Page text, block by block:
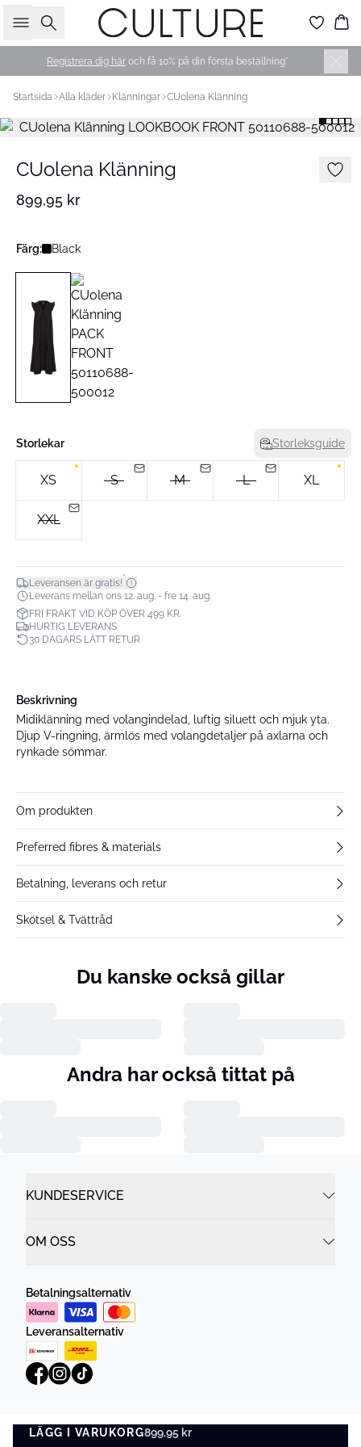
Sök
Registrera dig här och få 10% på din första beställning*
Startsida Alla kläder Klänningar CUolena Klänning
CUolena Klänning
899,95 kr
Färg: Black
Storlekar Storleksguide
XS S M L XL
XXL
Leveransen är gratis!*
Leverans mellan ons 12. aug. - fre 14. aug.
FRI FRAKT VID KÖP ÖVER 499 KR.
HURTIG LEVERANS
30 DAGARS LÄTT RETUR
LÄGG I VARUKORG899,95 kr
LÄGG I VARUKORG
Beskrivning
Midiklänning med volangindelad, luftig siluett och mjuk yta.
Djup V-ringning, ärmlös med volangdetaljer på axlarna och
rynkade sömmar.
Om produkten
Preferred fibres & materials
Betalning, leverans och retur
Skötsel & Tvättråd
Du kanske också gillar
Andra har också tittat på
KUNDESERVICE
OM OSS
Betalningsalternativ
Leveransalternativ
Integritetspolicy